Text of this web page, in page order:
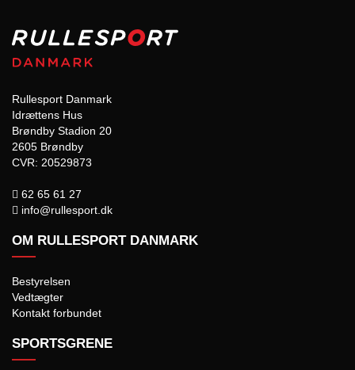
Rullesport Danmark
Idrættens Hus
Brøndby Stadion 20
2605 Brøndby
CVR: 20529873
62 65 61 27
info@rullesport.dk
OM RULLESPORT DANMARK
Bestyrelsen
Vedtægter
Kontakt forbundet
SPORTSGRENE